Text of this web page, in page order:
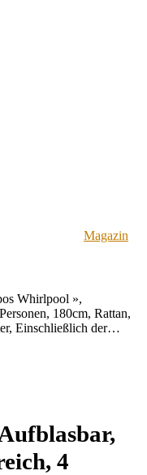
Magazin
Whirlpool »,
180cm, Rattan,
Einschließlich der…
4